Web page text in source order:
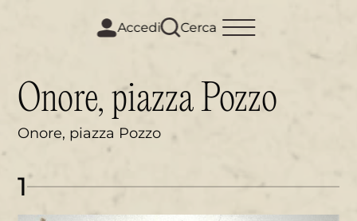
Accedi Cerca
Onore, piazza Pozzo
Onore, piazza Pozzo
1